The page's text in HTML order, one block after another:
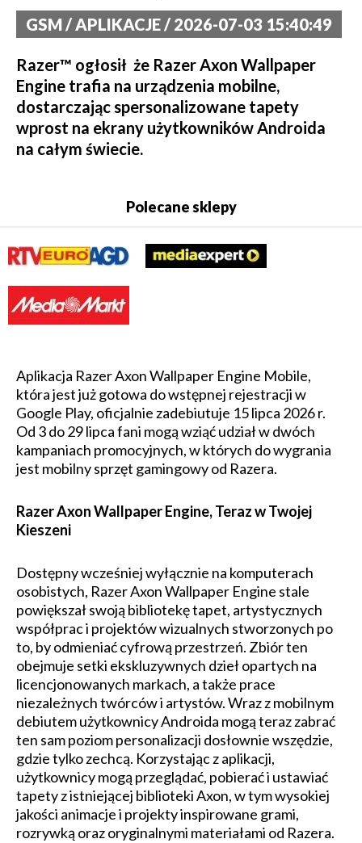
GSM / APLIKACJE / 2026-07-03 15:40:49
Razer™ ogłosił że Razer Axon Wallpaper
Engine trafia na urządzenia mobilne,
dostarczając spersonalizowane tapety
wprost na ekrany użytkowników Androida
na całym świecie.
Polecane sklepy
Aplikacja Razer Axon Wallpaper Engine Mobile,
która jest już gotowa do wstępnej rejestracji w
Google Play, oficjalnie zadebiutuje 15 lipca 2026 r.
Od 3 do 29 lipca fani mogą wziąć udział w dwóch
kampaniach promocyjnych, w których do wygrania
jest mobilny sprzęt gamingowy od Razera.
Razer Axon Wallpaper Engine, Teraz w Twojej
Kieszeni
Dostępny wcześniej wyłącznie na komputerach
osobistych, Razer Axon Wallpaper Engine stale
powiększał swoją bibliotekę tapet, artystycznych
współprac i projektów wizualnych stworzonych po
to, by odmieniać cyfrową przestrzeń. Zbiór ten
obejmuje setki ekskluzywnych dzieł opartych na
licencjonowanych markach, a także prace
niezależnych twórców i artystów. Wraz z mobilnym
debiutem użytkownicy Androida mogą teraz zabrać
ten sam poziom personalizacji dosłownie wszędzie,
gdzie tylko zechcą. Korzystając z aplikacji,
użytkownicy mogą przeglądać, pobierać i ustawiać
tapety z istniejącej biblioteki Axon, w tym wysokiej
jakości animacje i projekty inspirowane grami,
rozrywką oraz oryginalnymi materiałami od Razera.